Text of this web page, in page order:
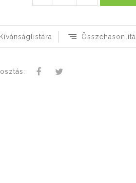
Kívánságlistára